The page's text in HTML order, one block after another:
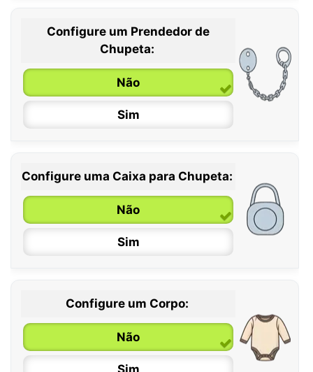
0 / 6 meses
6 / 36 meses
Configure um Prendedor de
Chupeta:
Não
Sim
Configure uma Caixa para Chupeta:
Não
Sim
Configure um Corpo:
Não
Sim